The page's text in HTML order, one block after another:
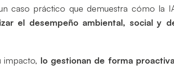
caso práctico que demuestra cómo la
el desempeño ambiental, social y
impacto, lo gestionan de forma